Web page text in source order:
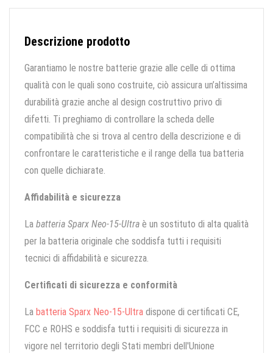
Descrizione prodotto
Garantiamo le nostre batterie grazie alle celle di ottima
qualità con le quali sono costruite, ciò assicura un’altissima
durabilità grazie anche al design costruttivo privo di
difetti. Ti preghiamo di controllare la scheda delle
compatibilità che si trova al centro della descrizione e di
confrontare le caratteristiche e il range della tua batteria
con quelle dichiarate.
Affidabilità e sicurezza
La batteria Sparx Neo-15-Ultra è un sostituto di alta qualità
per la batteria originale che soddisfa tutti i requisiti
tecnici di affidabilità e sicurezza.
Certificati di sicurezza e conformità
La batteria Sparx Neo-15-Ultra dispone di certificati CE,
FCC e ROHS e soddisfa tutti i requisiti di sicurezza in
vigore nel territorio degli Stati membri dell'Unione